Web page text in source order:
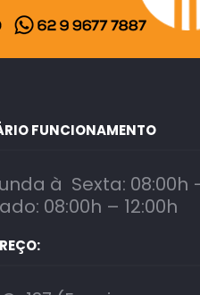
FUNCIONAMENTO
à Sexta: 08:00h
08:00h – 12:00h